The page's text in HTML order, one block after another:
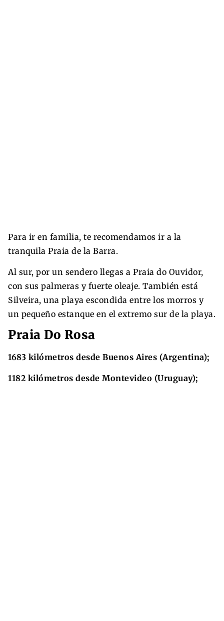
Para ir en familia, te recomendamos ir a la
tranquila Praia de la Barra.
Al sur, por un sendero llegas a Praia do Ouvidor,
con sus palmeras y fuerte oleaje. También está
Silveira, una playa escondida entre los morros y
un pequeño estanque en el extremo sur de la playa.
Praia Do Rosa
1683 kilómetros desde Buenos Aires (Argentina);
1182 kilómetros desde Montevideo (Uruguay);